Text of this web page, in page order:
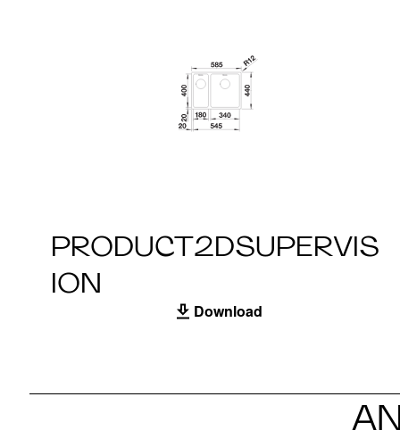
PRODUCT2DSUPERVIS
ION
Download